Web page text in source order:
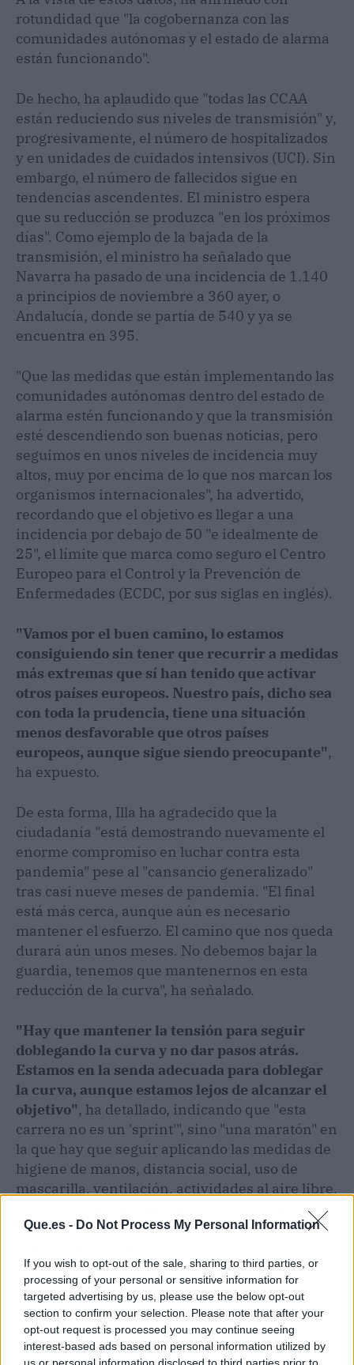
Que.es - Do Not Process My Personal Information
If you wish to opt-out of the sale, sharing to third parties, or
processing of your personal or sensitive information for
targeted advertising by us, please use the below opt-out
section to confirm your selection. Please note that after your
opt-out request is processed you may continue seeing
interest-based ads based on personal information utilized by
rotundidad que "la cogobernanza con las
comunidades autónomas y el estado de alarma
están funcionando".
De hecho, ha aplaudido que "todas las CCAA
están reduciendo sus niveles de transmisión" y,
progresivamente, el número de hospitalizados
y en unidades de cuidados intensivos (UCI). Sin
embargo, el número de fallecidos sigue en
tendencias ascendentes. El ministro espera
que su reducción se produzca "en los próximos
días". Como ejemplo de la bajada de la
transmisión, el ministro ha señalado que
Navarra ha pasado de una incidencia de 1.140
a principios de noviembre a 360 ayer, o
Andalucía, donde se partía de 540 y ya se
encuentra en 395.
"Que las medidas que están implementando las
comunidades autónomas dentro del estado de
alarma estén funcionando y que la transmisión
esté descendiendo son buenas noticias, pero
seguimos en unos niveles de incidencia muy
altos, muy por encima de lo que nos marcan los
organismos internacionales", ha advertido,
recordando que el objetivo es llegar a una
incidencia por debajo de 50 "e idealmente de
25", el límite que marca como seguro el Centro
Europeo para el Control y la Prevención de
Enfermedades (ECDC, por sus siglas en inglés).
"Vamos por el buen camino, lo estamos
consiguiendo sin tener que recurrir a medidas
más extremas que sí han tenido que activar
otros países europeos. Nuestro país, dicho sea
con toda la prudencia, tiene una situación
menos desfavorable que otros países
europeos, aunque sigue siendo preocupante",
ha expuesto.
De esta forma, Illa ha agradecido que la
ciudadanía "está demostrando nuevamente el
enorme compromiso en luchar contra esta
pandemia" pese al "cansancio generalizado"
tras casi nueve meses de pandemia. "El final
está más cerca, aunque aún es necesario
mantener el esfuerzo. El camino que nos queda
durará aún unos meses. No debemos bajar la
guardia, tenemos que mantenernos en esta
reducción de la curva", ha señalado.
"Hay que mantener la tensión para seguir
doblegando la curva y no dar pasos atrás.
Estamos en la senda adecuada para doblegar
la curva, aunque estamos lejos de alcanzar el
objetivo", ha detallado, indicando que "esta
carrera no es un 'sprint'", sino "una maratón" en
la que hay que seguir aplicando las medidas de
higiene de manos, distancia social, uso de
mascarilla, ventilación, actividades al aire libre,
reuniones de seis personas como máximo y
quedarse en casa si hay síntomas, positivo o un